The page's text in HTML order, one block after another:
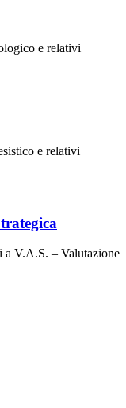
e relativi
e relativi
a V.A.S. – Valutazione